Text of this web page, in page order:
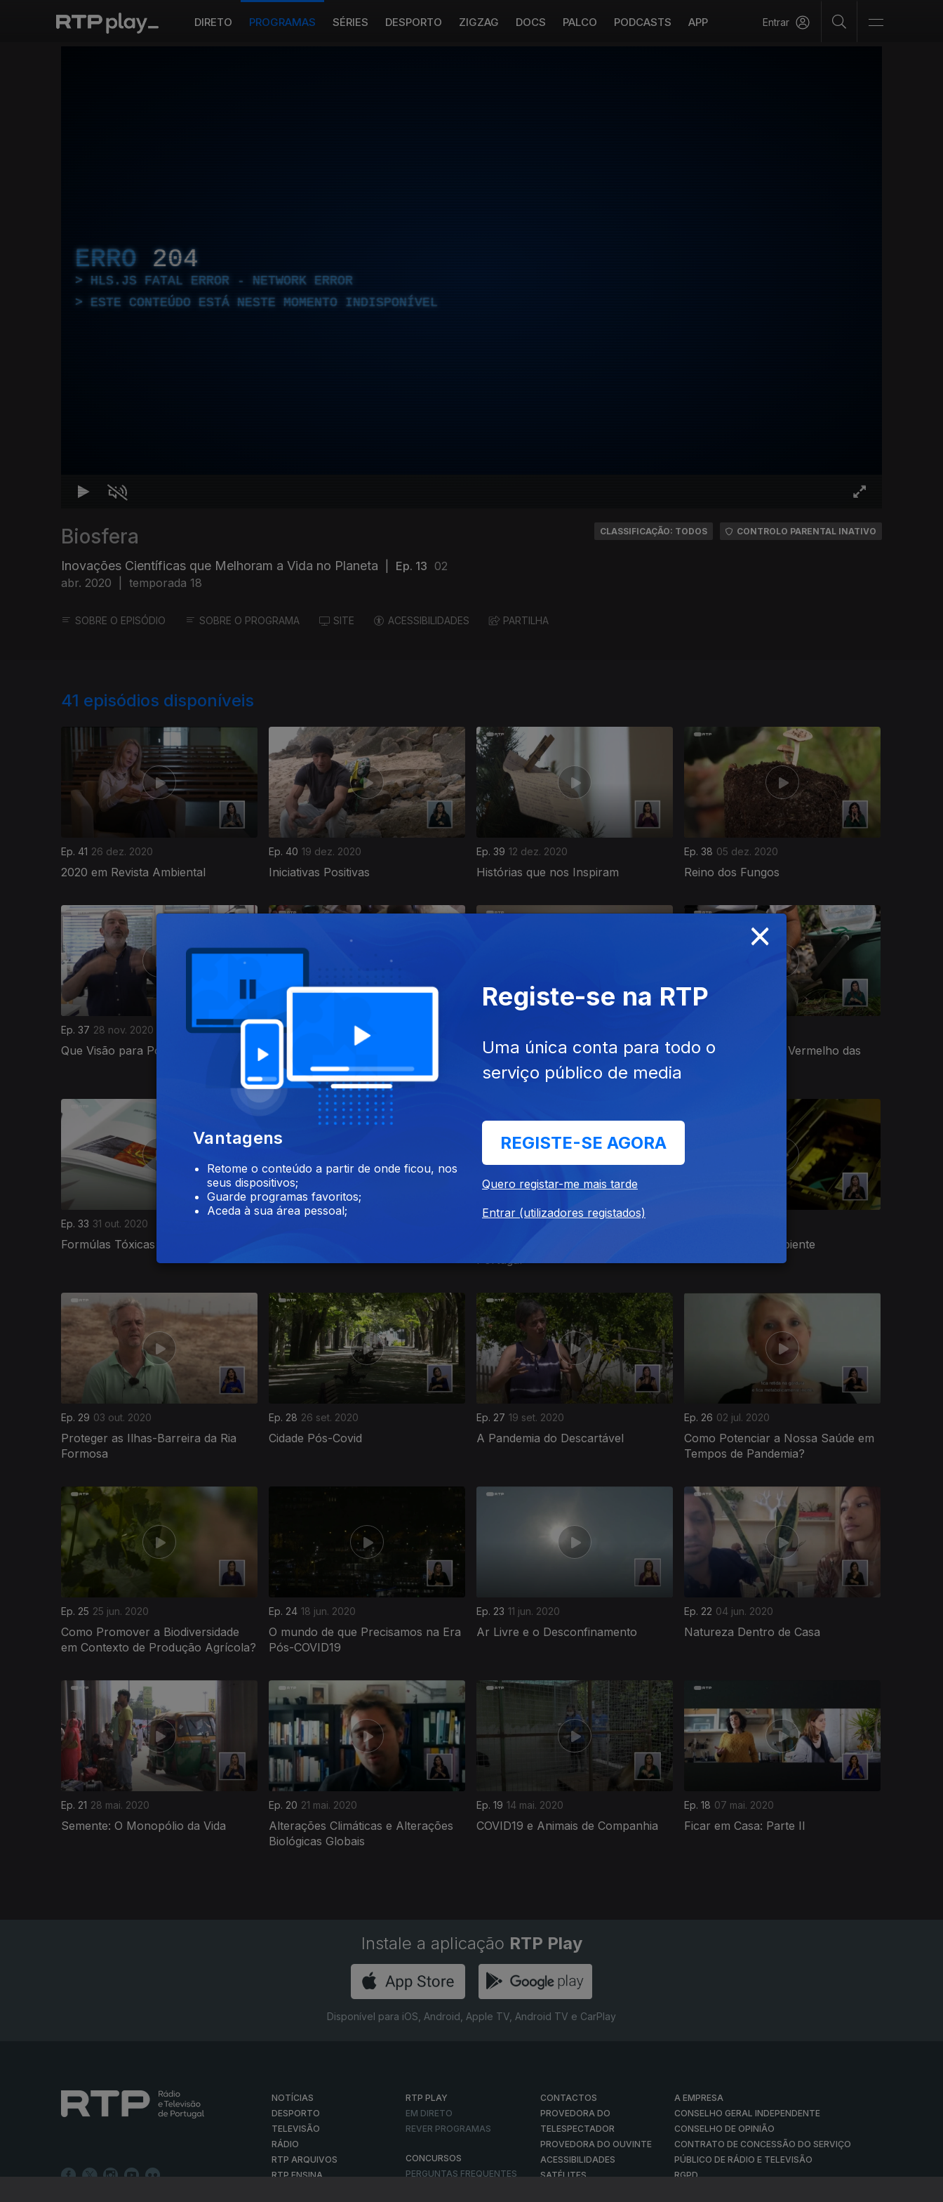
DIRETO PROGRAMAS SÉRIES DESPORTO ZIGZAG DOCS PALCO PODCASTS APP Entrar
ERRO 204
HLS.JS FATAL ERROR - NETWORK ERROR
ESTE CONTEÚDO ESTÁ NESTE MOMENTO INDISPONÍVEL
Biosfera
Inovações Científicas que Melhoram a Vida no Planeta Ep. 13 02
abr. 2020
temporada 18
CLASSIFICAÇÃO: TODOS CONTROLO PARENTAL INATIVO
SOBRE O EPISÓDIO SOBRE O PROGRAMA SITE ACESSIBILIDADES PARTILHA
41 episódios disponíveis
Ep. 41 26 dez. 2020
2020 em Revista Ambiental
Ep. 40 19 dez. 2020
Iniciativas Positivas
Ep. 39 12 dez. 2020
Histórias que nos Inspiram
Ep. 38 05 dez. 2020
Reino dos Fungos
Ep. 37 28 nov. 2020
Que Visão para Portugal em 2030?
Ep. 36 21 nov. 2020
Quem Combate o Desperdício
Alimentar?
Serviços dos Ecossistemas
A Revisão do Livro Vermelho das
Ep. 33 31 out. 2020
Formúlas Tóxicas As Baterias do Ambiente
498374
Ep. 29 03 out. 2020
Proteger as Ilhas-Barreira da Ria
Formosa
Ep. 28 26 set. 2020
Cidade Pós-Covid
Ep. 27 19 set. 2020
A Pandemia do Descartável
Ep. 26 02 jul. 2020
Como Potenciar a Nossa Saúde em
Tempos de Pandemia?
Ep. 25 25 jun. 2020
Como Promover a Biodiversidade
em Contexto de Produção Agrícola?
Ep. 24 18 jun. 2020
O mundo de que Precisamos na Era
Pós-COVID19
Ep. 23 11 jun. 2020
Ar Livre e o Desconfinamento
Ep. 22 04 jun. 2020
Natureza Dentro de Casa
Ep. 21 28 mai. 2020
Semente: O Monopólio da Vida
Ep. 20 21 mai. 2020
Alterações Climáticas e Alterações
Biológicas Globais
Ep. 19 14 mai. 2020
COVID19 e Animais de Companhia
Ep. 18 07 mai. 2020
Ficar em Casa: Parte II
471058
Instale a aplicação RTP Play
Disponível para iOS, Android, Apple TV, Android TV e CarPlay
NOTÍCIAS
DESPORTO
TELEVISÃO
RÁDIO
RTP ARQUIVOS
RTP ENSINA
RTP PLAY
EM DIRETO
REVER PROGRAMAS
CONCURSOS
PERGUNTAS FREQUENTES
CONTACTOS
PROVEDORA DO
TELESPECTADOR
PROVEDORA DO OUVINTE
ACESSIBILIDADES
SATÉLITES
A EMPRESA
CONSELHO GERAL INDEPENDENTE
CONSELHO DE OPINIÃO
CONTRATO DE CONCESSÃO DO SERVIÇO
PÚBLICO DE RÁDIO E TELEVISÃO
RGPD
×
Vantagens
Retome o conteúdo a partir de onde ficou, nos
seus dispositivos;
Guarde programas favoritos;
Aceda à sua área pessoal;
Registe-se na RTP
Uma única conta para todo o
serviço público de media
REGISTE-SE AGORA
Quero registar-me mais tarde
Entrar (utilizadores registados)